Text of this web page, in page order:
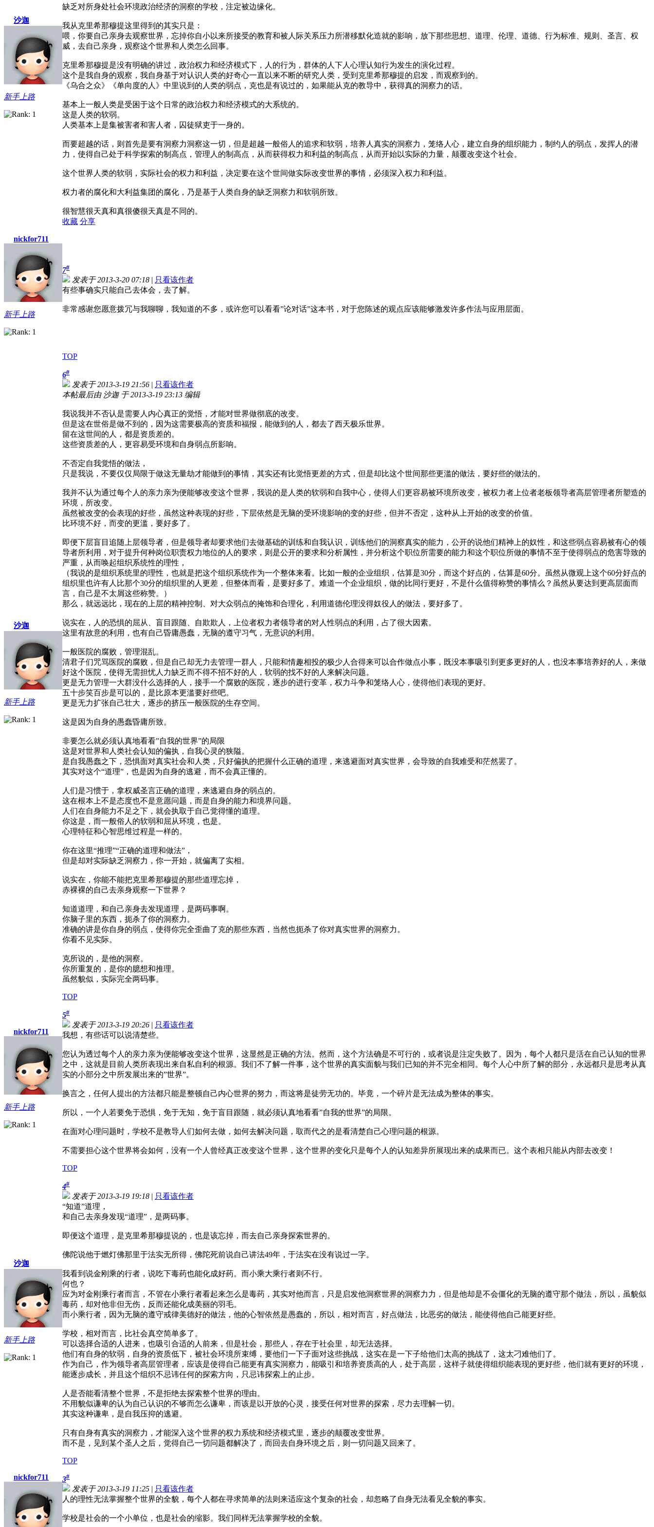
沙迦
新手上路
缺乏对所身处社会环境政治经济的洞察的学校，注定被边缘化。
我从克里希那穆提这里得到的其实只是：
喂，你要自己亲身去观察世界，忘掉你自小以来所接受的教育和被人际关系压力所潜移默化造就的影响，放下那些思想、道理、伦理、道德、行为标准、规则、圣言、权
威，去自己亲身，观察这个世界和人类怎么回事。
克里希那穆提是没有明确的讲过，政治权力和经济模式下，人的行为，群体的人下人心理认知行为发生的演化过程。
这个是我自身的观察，我自身基于对认识人类的好奇心一直以来不断的研究人类，受到克里希那穆提的启发，而观察到的。
《乌合之众》《单向度的人》中里说到的人类的弱点，克也是有说过的，如果能从克的教导中，获得真的洞察力的话。
基本上一般人类是受困于这个日常的政治权力和经济模式的大系统的。
这是人类的软弱。
人类基本上是集被害者和害人者，囚徒狱吏于一身的。
而要超越的话，则首先是要有洞察力洞察这一切，但是超越一般俗人的追求和软弱，培养人真实的洞察力，笼络人心，建立自身的组织能力，制约人的弱点，发挥人的潜
力，使得自己处于科学探索的制高点，管理人的制高点，从而获得权力和利益的制高点，从而开始以实际的力量，颠覆改变这个社会。
这个世界人类的软弱，实际社会的权力和利益，决定要在这个世间做实际改变世界的事情，必须深入权力和利益。
权力者的腐化和大利益集团的腐化，乃是基于人类自身的缺乏洞察力和软弱所致。
很智慧很天真和真很傻很天真是不同的。
收藏 分享
nickfor711
新手上路
7#
发表于 2013-3-20 07:18 | 只看该作者
有些事确实只能自己去体会，去了解。
非常感谢您愿意拨冗与我聊聊，我知道的不多，或许您可以看看”论对话”这本书，对于您陈述的观点应该能够激发许多作法与应用层面。
TOP
沙迦
新手上路
6#
发表于 2013-3-19 21:56 | 只看该作者
本帖最后由 沙迦 于 2013-3-19 23:13 编辑
我说我并不否认是需要人内心真正的觉悟，才能对世界做彻底的改变。
但是这在世俗是做不到的，因为这需要极高的资质和福报，能做到的人，都去了西天极乐世界。
留在这世间的人，都是资质差的。
这些资质差的人，更容易受环境和自身弱点所影响。
不否定自我觉悟的做法，
只是我说，不要仅仅局限于做这无量劫才能做到的事情，其实还有比觉悟更差的方式，但是却比这个世间那些更滥的做法，要好些的做法的。
我并不认为通过每个人的亲力亲为便能够改变这个世界，我说的是人类的软弱和自我中心，使得人们更容易被环境所改变，被权力者上位者老板领导者高层管理者所塑造的
环境，所改变。
虽然被改变的会表现的好些，虽然这种表现的好些，下层依然是无脑的受环境影响的变的好些，但并不否定，这种从上开始的改变的价值。
比环境不好，而变的更滥，要好多了。
即便下层盲目追随上层领导者，但是领导者却要求他们去做基础的训练和自我认识，训练他们的洞察真实的能力，公开的说他们精神上的奴性，和这些弱点容易被有心的领
导者所利用，对于提升何种岗位职责权力地位的人的要求，则是公开的要求和分析属性，并分析这个职位所需要的能力和这个职位所做的事情不至于使得弱点的危害导致的
严重，从而唤起组织系统性的理性，
（我说的是组织系统里的理性，也就是把这个组织系统作为一个整体来看。比如一般的企业组织，估算是30分，而这个好点的，估算是60分。虽然从微观上这个60分好点的
组织里也许有人比那个30分的组织里的人更差，但整体而看，是要好多了。难道一个企业组织，做的比同行更好，不是什么值得称赞的事情么？虽然从要达到更高层面而
言，自己是不太屑这些称赞。）
那么，就远远比，现在的上层的精神控制、对大众弱点的掩饰和合理化，利用道德伦理没得奴役人的做法，要好多了。
说实在，人的恐惧的屈从、盲目跟随、自欺欺人，上位者权力者领导者的对人性弱点的利用，占了很大因素。
这里有故意的利用，也有自己昏庸愚蠢，无脑的遵守习气，无意识的利用。
一般医院的腐败，管理混乱。
清君子们咒骂医院的腐败，但是自己却无力去管理一群人，只能和情趣相投的极少人合得来可以合作做点小事，既没本事吸引到更多更好的人，也没本事培养好的人，来做
好这个医院，使得无需担忧人力缺乏而不得不招不好的人，软弱的找不好的人来解决问题。
更是无力管理一大群没什么选择的人，接手一个腐败的医院，逐步的进行变革，权力斗争和笼络人心，使得他们表现的更好。
五十步笑百步是可以的，是比原本更滥要好些吧。
更是无力扩张自己壮大，逐步的挤压一般医院的生存空间。
这是因为自身的愚蠢昏庸所致。
非要怎么就必须认真地看看”自我的世界”的局限
这是对世界和人类社会认知的偏执，自我心灵的狭隘。
是自我愚蠢之下，恐惧面对真实社会和人类，只好偏执的把握什么正确的道理，来逃避面对真实世界，会导致的自我难受和茫然罢了。
其实对这个“道理”，也是因为自身的逃避，而不会真正懂的。
人们是习惯于，拿权威圣言正确的道理，来逃避自身的弱点的。
这在根本上不是态度也不是意愿问题，而是自身的能力和境界问题。
人们在自身能力不足之下，就会执取于自己觉得懂的道理。
你这是，而一般俗人的软弱和屈从环境，也是。
心理特征和心智思维过程是一样的。
你在这里“推理”“正确的道理和做法”，
但是却对实际缺乏洞察力，你一开始，就偏离了实相。
说实在，你能不能把克里希那穆提的那些道理忘掉，
赤裸裸的自己去亲身观察一下世界？
知道道理，和自己亲身去发现道理，是两码事啊。
你脑子里的东西，扼杀了你的洞察力。
准确的讲是你自身的弱点，使得你完全歪曲了克的那些东西，当然也扼杀了你对真实世界的洞察力。
你看不见实际。
克所说的，是他的洞察。
你所重复的，是你的臆想和推理。
虽然貌似，实际完全两码事。
TOP
nickfor711
新手上路
5#
发表于 2013-3-19 20:26 | 只看该作者
我想，有些话可以说清楚些。
您认为透过每个人的亲力亲为便能够改变这个世界，这显然是正确的方法。然而，这个方法确是不可行的，或者说是注定失败了。因为，每个人都只是活在自己认知的世界
之中，这就是目前人类所表现出来自私自利的根源。我们不了解一件事，这个世界的真实面貌与我们已知的并不完全相同。每个人心中所了解的部分，永远都只是思考从真
实的小部分之中所发展出来的”世界”。
换言之，任何人提出的方法都只能是整顿自己内心世界的努力，而这将是徒劳无功的。毕竟，一个碎片是无法成为整体的事实。
所以，一个人若要免于恐惧，免于无知，免于盲目跟随，就必须认真地看看”自我的世界”的局限。
在面对心理问题时，学校不是教导人们如何去做，如何去解决问题，取而代之的是看清楚自己心理问题的根源。
不需要担心这个世界将会如何，没有一个人曾经真正改变这个世界，这个世界的变化只是每个人的认知差异所展现出来的成果而已。这个表相只能从内部去改变！
TOP
沙迦
新手上路
4#
发表于 2013-3-19 19:18 | 只看该作者
“知道”道理，
和自己去亲身发现“道理”，是两码事。
即便这个道理，是克里希那穆提说的，也是该忘掉，而去自己亲身探索世界的。
佛陀说他于燃灯佛那里于法实无所得，佛陀死前说自己讲法49年，于法实在没有说过一字。
我看到说金刚乘的行者，说吃下毒药也能化成好药。而小乘大乘行者则不行。
何也？
应为对金刚乘行者而言，不管在小乘行者看起来怎么是毒药，其实对他而言，只是启发他洞察世界的洞察力力，但是他却是不会僵化的无脑的遵守那个做法，所以，虽貌似
毒药，却对他非但无伤，反而还能化成美丽的羽毛。
而小乘行者，因为无脑的遵守戒律美德好的做法，他的心智依然是愚蠢的，所以，相对而言，好点做法，比恶劣的做法，能使得他自己能更好些。
学校，相对而言，比社会真空简单多了。
可以选择合适的人进来，也吸引合适的人前来，但是社会，那些人，存在于社会里，却无法选择。
他们有自身的软弱，自身的资质低下，被社会环境所束缚，要他们一下子面对这些挑战，这实在是一下子给他们太高的挑战了，这太刁难他们了。
作为自己，作为领导者高层管理者，应该是使得自己能更有真实洞察力，能吸引和培养资质高的人，处于高层，这样子就使得组织能表现的更好些，他们就有更好的环境，
能逐步成长，并且这个组织不忌讳任何的探索方向，只忌讳探索上的止步。
人是否能看清整个世界，不是拒绝去探索整个世界的理由。
不用貌似谦卑的认为自己认识的不够而怎么谦卑，而该是以开放的心灵，接受任何对世界的探索，尽力去理解一切。
其实这种谦卑，是自我压抑的逃避。
只有自身有真实的洞察力，才能深入这个世界的权力系统和经济模式里，逐步的颠覆改变世界。
而不是，见到某个圣人之后，觉得自己一切问题都解决了，而回去自身环境之后，则一切问题又回来了。
TOP
nickfor711
3#
发表于 2013-3-19 11:25 | 只看该作者
人的理性无法掌握整个世界的全貌，每个人都在寻求简单的法则来适应这个复杂的社会，却忽略了自身无法看见全貌的事实。
学校是社会的一个小单位，也是社会的缩影。我们同样无法掌握学校的全貌。